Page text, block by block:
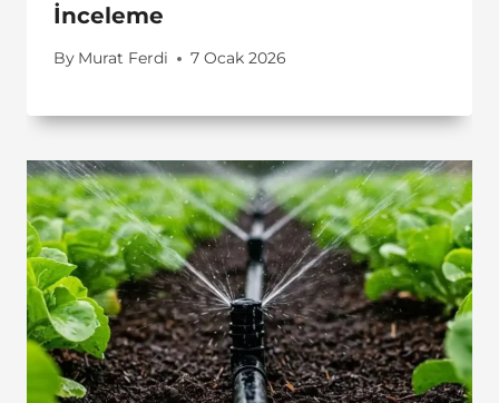
İnceleme
By Murat Ferdi 7 Ocak 2026